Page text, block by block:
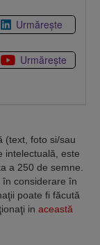
Urmărește
Urmărește
(text, foto si/sau
intelectuală, este
a 250 de semne.
în considerare în
poate fi făcută
in această